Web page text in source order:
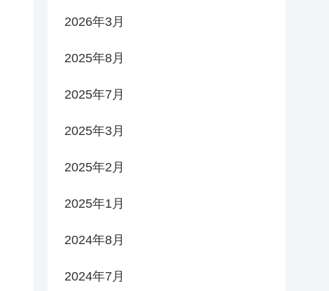
2026年3月
2025年8月
2025年7月
2025年3月
2025年2月
2025年1月
2024年8月
2024年7月